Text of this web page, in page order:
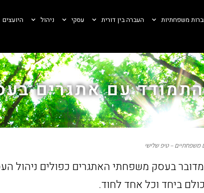
משפחתיות העברה בין דורית עסקי ניהול
היועצים
עם אתגרים
– טיפ שלישי
בעסק משפחתי האתגרים כפולים ניהול
ביחד וכל אחד לחוד.